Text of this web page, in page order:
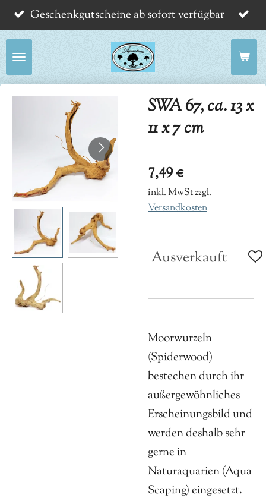
Zum
Hauptinhalt
springen
Geschenkgutscheine ab sofort verfügbar
SWA 67, ca. 13 x
11 x 7 cm
7,49 €
inkl. MwSt zzgl.
Versandkosten
Ausverkauft
Moorwurzeln
(Spiderwood)
bestechen durch ihr
außergewöhnliches
Erscheinungsbild und
werden deshalb sehr
gerne in
Naturaquarien (Aqua
Scaping) eingesetzt.